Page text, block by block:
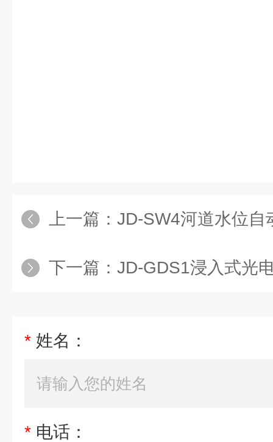
上一篇： JD-SW4河道水位自
下一篇： JD-GDS1浸入式光
* 姓名：
* 电话：